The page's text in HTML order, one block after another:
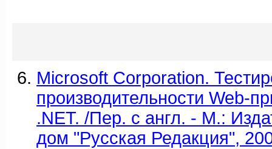
Microsoft Corporation.
производительности Web-
.NET. /Пер. с англ. - М.:
дом "Русская Редакция",